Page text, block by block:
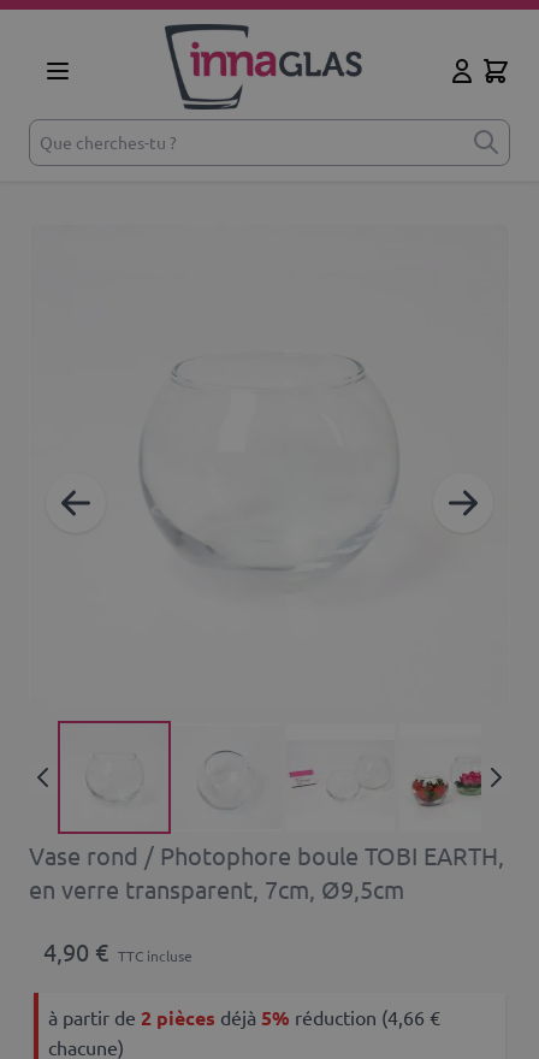
Aller au contenu
Cart
Vase rond / Photophore boule TOBI EARTH,
en verre transparent, 7cm, Ø9,5cm
4,90 € TTC incluse
à partir de 2 pièces déjà 5% réduction (4,66 €
chacune)